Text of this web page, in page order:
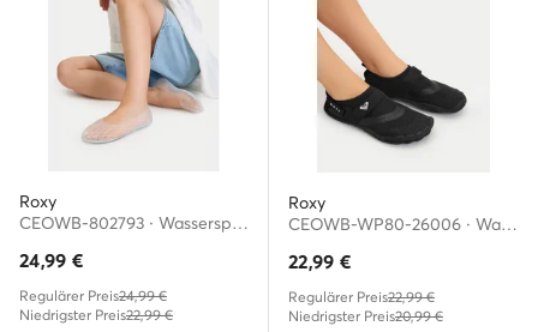
Roxy
CEOWB-802793 · Wassersportschuhe
24,99 €
Regulärer Preis24,99 €
Niedrigster Preis22,99 €
Roxy
CEOWB-WP80-26006 · Wassersportschuhe
22,99 €
Regulärer Preis22,99 €
Niedrigster Preis20,99 €